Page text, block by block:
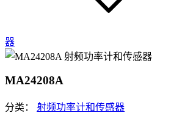
器
MA24208A
分类： 射频功率计和传感器